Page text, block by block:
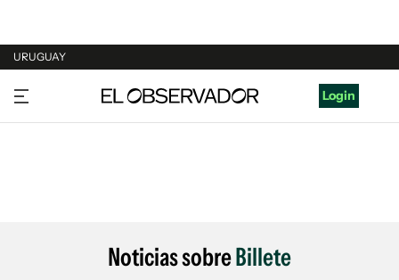
URUGUAY
URUGUAY
ARGENTINA
Login
Noticias sobreBillete